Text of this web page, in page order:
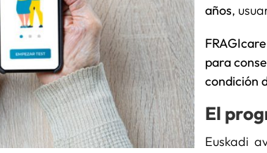
años,
FRAGIcare
para
condición
El
Euskadi